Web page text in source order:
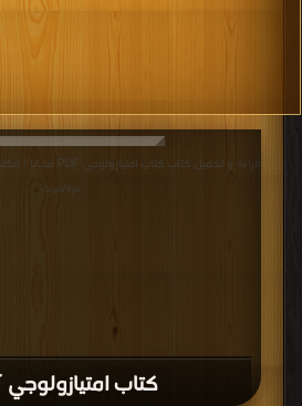
كتاب امتيازولوجي PDF
قراءة و تحميل كتاب كتاب امتيازولوجي PDF مجانا | مكتبة >
مرة/مرات